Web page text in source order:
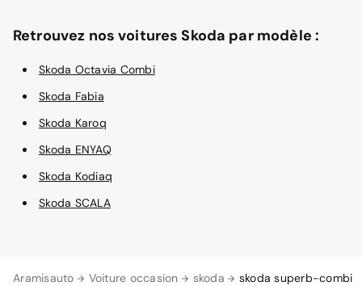
Aramisauto Voiture occasion skoda skoda superb-combi
Retrouvez nos voitures Skoda par modèle :
Skoda Octavia Combi
Skoda Fabia
Skoda Karoq
Skoda ENYAQ
Skoda Kodiaq
Skoda SCALA